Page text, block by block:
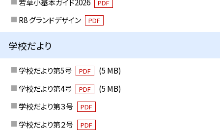
PDF
R8 グランドデザイン PDF
学校だより
学校だより第5号 PDF
(5 MB)
学校だより第4号
PDF
(5 MB)
学校だより第３号
PDF
学校だより第２号 PDF